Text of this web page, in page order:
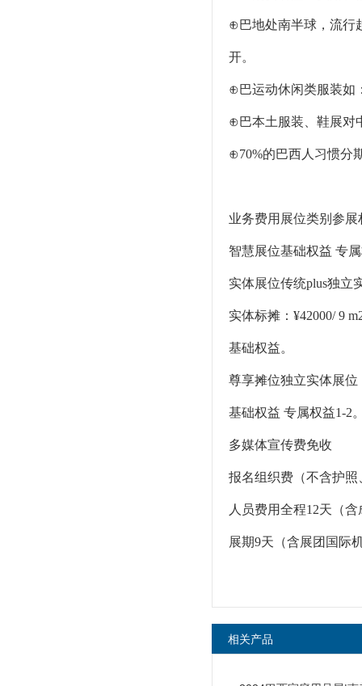
⊕巴地处南半球，流行
开。
⊕巴运动休闲类服装如
⊕巴本土服装、鞋展对
⊕70%的巴西人习惯分
业务费用展位类别参
智慧展位基础权益 专
实体展位传统plus独立
实体标摊：¥42000/ 9
基础权益。
尊享摊位独立实体展
基础权益 专属权益1-2
多媒体宣传费免收
报名组织费（不含护照
人员费用全程12天（
展期9天（含展团国际
相关产品